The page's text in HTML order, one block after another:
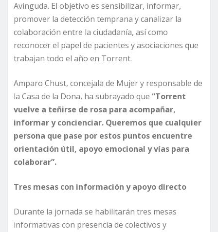
Avinguda. El objetivo es sensibilizar, informar,
promover la detección temprana y canalizar la
colaboración entre la ciudadanía, así como
reconocer el papel de pacientes y asociaciones que
trabajan todo el año en Torrent.
Amparo Chust, concejala de Mujer y responsable de
la Casa de la Dona, ha subrayado que “Torrent
vuelve a teñirse de rosa para acompañar,
informar y concienciar. Queremos que cualquier
persona que pase por estos puntos encuentre
orientación útil, apoyo emocional y vías para
colaborar”.
Tres mesas con información y apoyo directo
Durante la jornada se habilitarán tres mesas
informativas con presencia de colectivos y